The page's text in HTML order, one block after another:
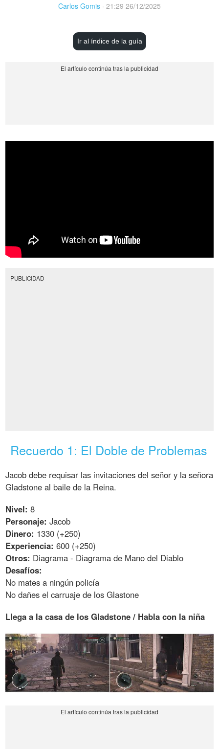
Carlos Gomis · 21:29 26/12/2025
Ir al índice de la guía
PUBLICIDAD
Recuerdo 1: El Doble de Problemas
Jacob debe requisar las invitaciones del señor y la señora
Gladstone al baile de la Reina.
Nivel: 8
Personaje: Jacob
Dinero: 1330 (+250)
Experiencia: 600 (+250)
Otros: Diagrama - Diagrama de Mano del Diablo
Desafíos:
No mates a ningún policía
No dañes el carruaje de los Glastone
Llega a la casa de los Gladstone / Habla con la niña